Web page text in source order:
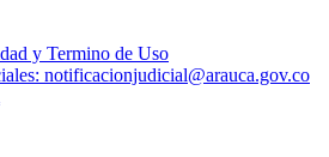
y Termino de Uso
notificacionjudicial@arauca.gov.co